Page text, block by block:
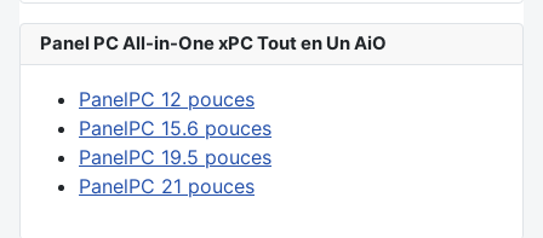
Panel PC All-in-One xPC Tout en Un AiO
PanelPC 12 pouces
PanelPC 15.6 pouces
PanelPC 19.5 pouces
PanelPC 21 pouces